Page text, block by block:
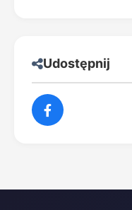
Udostępnij